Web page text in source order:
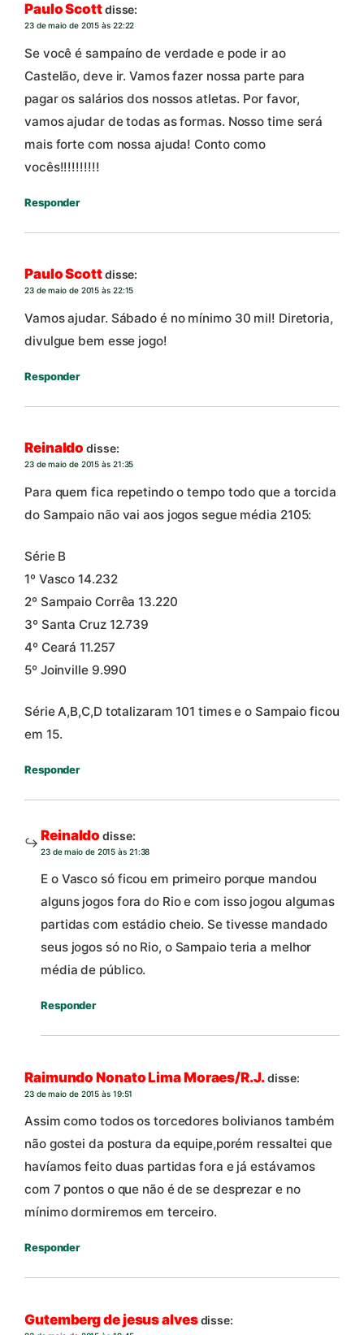
Paulo Scottdisse:
23 de maio de 2015 às 22:22
Se você é sampaíno de verdade e pode ir ao
Castelão, deve ir. Vamos fazer nossa parte para
pagar os salários dos nossos atletas. Por favor,
vamos ajudar de todas as formas. Nosso time será
mais forte com nossa ajuda! Conto como
vocês!!!!!!!!!!
Responder
Paulo Scottdisse:
23 de maio de 2015 às 22:15
Vamos ajudar. Sábado é no mínimo 30 mil! Diretoria,
divulgue bem esse jogo!
Responder
Reinaldo disse:
23 de maio de 2015 às 21:35
Para quem fica repetindo o tempo todo que a torcida
do Sampaio não vai aos jogos segue média 2105:
Série B
1º Vasco 14.232
2º Sampaio Corrêa 13.220
3º Santa Cruz 12.739
4º Ceará 11.257
5º Joinville 9.990
Série A,B,C,D totalizaram 101 times e o Sampaio ficou
em 15.
Responder
Reinaldo disse:
23 de maio de 2015 às 21:38
E o Vasco só ficou em primeiro porque mandou
alguns jogos fora do Rio e com isso jogou algumas
partidas com estádio cheio. Se tivesse mandado
seus jogos só no Rio, o Sampaio teria a melhor
média de público.
Responder
Raimundo Nonato Lima Moraes/R.J.disse:
23 de maio de 2015 às 19:51
Assim como todos os torcedores bolivianos também
não gostei da postura da equipe,porém ressaltei que
havíamos feito duas partidas fora e já estávamos
com 7 pontos o que não é de se desprezar e no
mínimo dormiremos em terceiro.
Responder
Gutemberg de jesus alvesdisse: